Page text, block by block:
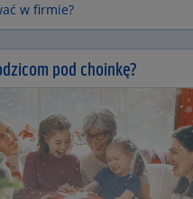
w firmie?
pod choinkę?